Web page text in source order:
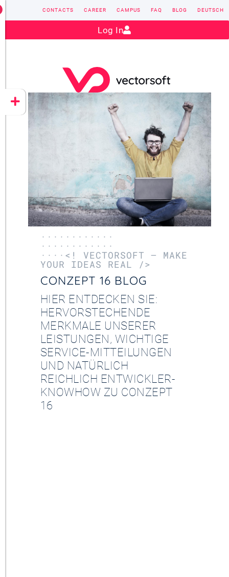
CONZEPT 16
YEET
Contact: sales@vectorsoft.de
CONTACTS CAREER CAMPUS FAQ BLOG DEUTSCH
Log In
············
············
····<! VECTORSOFT – MAKE
YOUR IDEAS REAL />
CONZEPT 16 BLOG
HIER ENTDECKEN SIE:
HERVORSTECHENDE
MERKMALE UNSERER
LEISTUNGEN, WICHTIGE
SERVICE-MITTEILUNGEN
UND NATÜRLICH
REICHLICH ENTWICKLER-
KNOWHOW ZU CONZEPT
16